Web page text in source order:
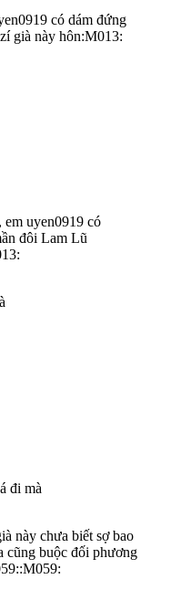
có dám đứng
già này hôn:M013:
uyen0919 có
đôi Lam Lũ
đi mà
này chưa biết sợ bao
cũng buộc đối phương